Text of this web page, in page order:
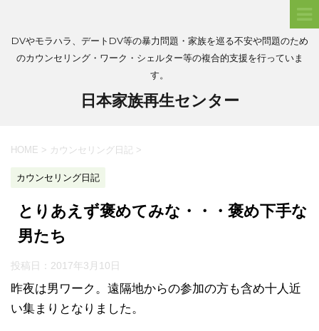
DVやモラハラ、デートDV等の暴力問題・家族を巡る不安や問題のため
のカウンセリング・ワーク・シェルター等の複合的支援を行っていま
す。
日本家族再生センター
HOME > カウンセリング日記 >
カウンセリング日記
とりあえず褒めてみな・・・褒め下手な
男たち
投稿日： 2017年3月10日
昨夜は男ワーク。遠隔地からの参加の方も含め十人近
い集まりとなりました。